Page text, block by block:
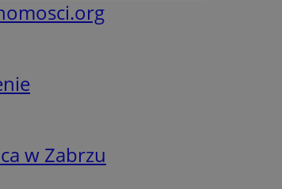
w Zabrzu